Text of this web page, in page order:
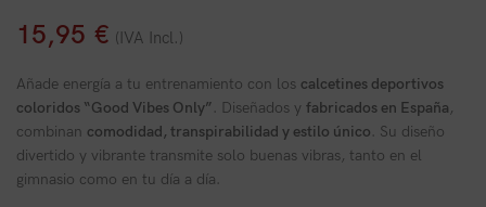
15,95 € (IVA Incl.)
Añade energía a tu entrenamiento con los calcetines deportivos
coloridos “Good Vibes Only”. Diseñados y fabricados en España,
combinan comodidad, transpirabilidad y estilo único. Su diseño
divertido y vibrante transmite solo buenas vibras, tanto en el
gimnasio como en tu día a día.